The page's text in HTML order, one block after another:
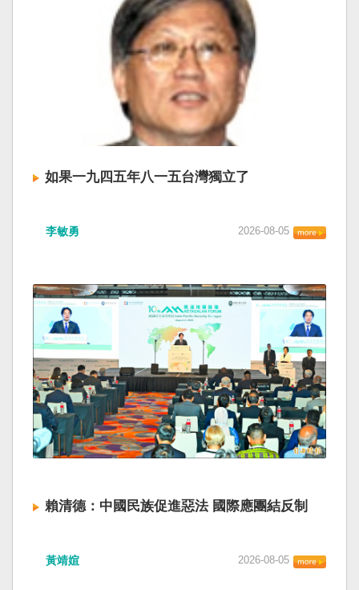
經過台灣海峽南口北上船舶實施交通管制」。海
巡署昨晚嚴正駁斥，強調中國無任何權利在台灣
海峽實施交通管制。陸委會也表示，中共假借颱
風名義聲稱管制相關海域，違反聯合國海洋法公
約等國際規範，「中共有關部門的無理粗魯聲明
是對國際秩序與規範的無知、漠視與踐踏，極其
可笑」。 中國海事局官網六日公告，颱風白海豚
將影響台灣海峽及周邊海域，廣東海事局決定六
日晚間六時起，對經過台灣海峽南口北上船舶實
施交通管制，各船舶必須遵守交通管制要求，聽
從現場海事管理機構指揮。 海巡署昨表示，台灣
自由」原則，中國無任何權利對該水域實施「管
之實的認知作戰，企圖藉海事管制將台海內水
化，予以最嚴厲譴責，並要求中方恪守國際規
範，避免破壞區域的和平穩定。 海巡署同時強
調，將持續運用聯合情監偵手段，全天候掌握我
國周邊海域動態，目前未偵獲中國船舶異常舉
動，亦未接獲航商反映遭到廣播干擾，提醒航經
該海域之商貨輪，如接獲中方廣播時，無需理會
中方要求，並請立即通報相關單位，海巡署將會
採取一切必要手段，確保船舶航行自由與安全。
如果一九四五年八一五台灣獨立了
的歷史就不會有中國國民黨，也不會捲入迄今仍
兩岸已有正常外交，中國也可致力提升國民福
祉。 如果一九四五年八一五台灣獨立了，就像二
戰後許多殖民地選擇獨立，成為杭廷頓第二波民
主化的歷史。獨立的台灣會像脫離日本殖民的韓
國，八一五這一天成為獨立紀念日及光復節。不
同於有國家歷史的朝鮮，台灣是新興國家，開展
自己國家的歷史。台灣沒有像朝鮮的左右路線競
逐政權，造成內戰形成南韓、北朝分裂國家的歷
史。或許會有左右路線政黨，形塑台灣的國家之
路。 如果一九四五年八一五台灣獨立了，一九四
史就會是另一種局面，與台灣無關。台灣沒有中
四五年八一五台灣獨立了，台灣會成為東亞漢字
李敏勇 2026-08-05
賴清德：中國民族促進惡法 國際應團結反制
「民族團結進步促進法」對各國人民進行政治審
黃靖媗 2026-08-05